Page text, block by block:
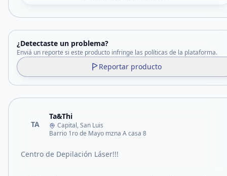
¿Detectaste un problema?
Enviá un reporte si este producto infringe las políticas de la plataforma.
Reportar producto
TA
Ta&Thi
Capital, San Luis
Barrio 1ro de Mayo mzna A casa 8
Centro de Depilación Láser!!!